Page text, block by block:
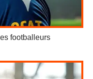
footballeurs